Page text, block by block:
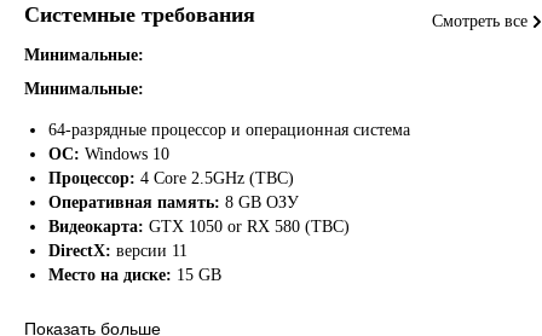
hilarious, action-packed spectacle!
Системные требования
Смотреть все
Минимальные:
Минимальные:
64-разрядные процессор и операционная система
ОС: Windows 10
Процессор: 4 Core 2.5GHz (TBC)
Оперативная память: 8 GB ОЗУ
Видеокарта: GTX 1050 or RX 580 (TBC)
DirectX: версии 11
Место на диске: 15 GB
Показать больше